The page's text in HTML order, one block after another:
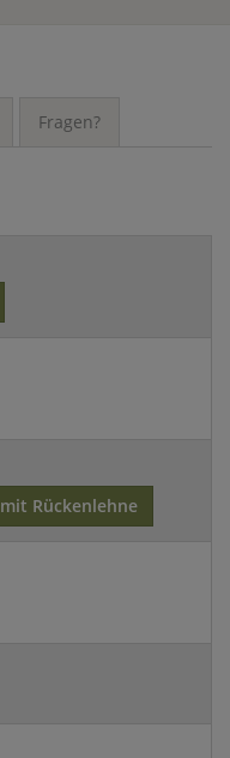
Fragen?
mit Rückenlehne